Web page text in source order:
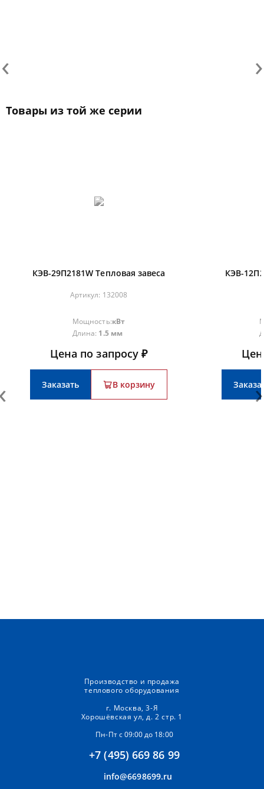
Товары из той же серии
‹ ›
КЭВ-29П2181W Тепловая завеса
Артикул: 132008
Мощность:кВт
Длина: 1.5 мм
Цена по запросу ₽
Заказать В корзину
КЭВ-
›
Производство и продажа
теплового оборудования
г. Москва, 3-Я
Хорошёвская ул, д. 2 стр. 1
Пн-Пт с 09:00 до 18:00
+7 (495) 669 86 99
info@6698699.ru